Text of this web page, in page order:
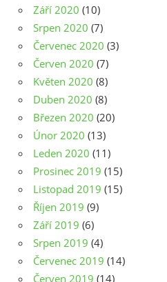
Září 2020 (10)
Srpen 2020 (7)
Červenec 2020 (3)
Červen 2020 (7)
Květen 2020 (8)
Duben 2020 (8)
Březen 2020 (20)
Únor 2020 (13)
Leden 2020 (11)
Prosinec 2019 (15)
Listopad 2019 (15)
Říjen 2019 (9)
Září 2019 (6)
Srpen 2019 (4)
Červenec 2019 (14)
Červen 2019 (14)